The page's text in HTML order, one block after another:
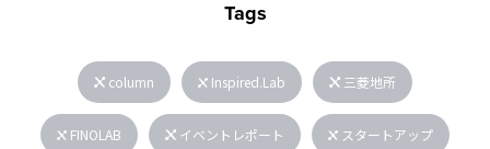
Tags
column Inspired.Lab 三菱地所
FINOLAB イベントレポート スタートアップ